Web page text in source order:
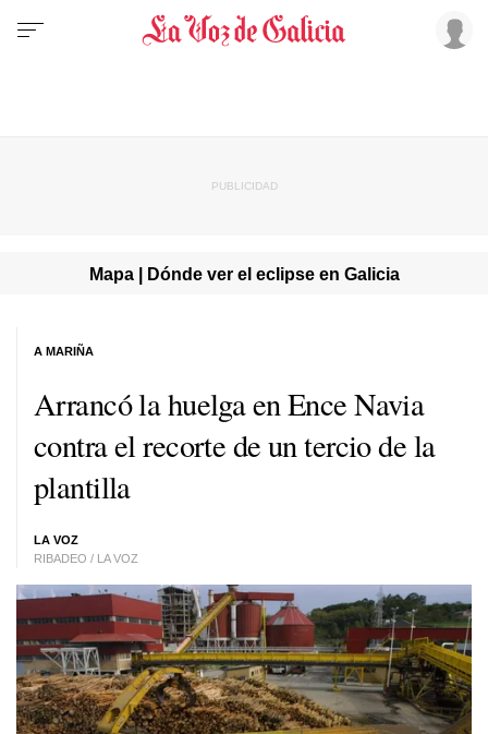
Mapa | Dónde ver el eclipse en Galicia
Arrancó la huelga en Ence Navia
contra el recorte de un tercio de la
plantilla
LA VOZ
RIBADEO / LA VOZ
A MARIÑA